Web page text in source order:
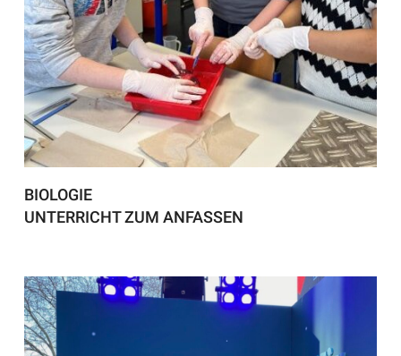
BIOLOGIE
UNTERRICHT ZUM ANFASSEN